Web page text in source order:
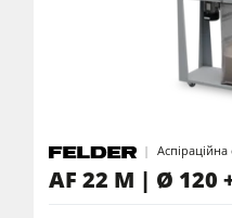
Аспіраційна
AF 22 M | Ø 120